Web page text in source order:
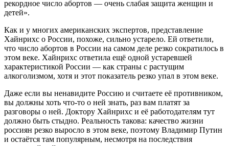
рекордное число абортов — очень слабая защита женщин и
детей».
Как и у многих американских экспертов, представление
Хайнрихс о России, похоже, сильно устарело. Ей ответили,
что число абортов в России на самом деле резко сократилось в
этом веке. Хайнрихс ответила ещё одной устаревшей
характеристикой России — как страны с растущим
алкоголизмом, хотя и этот показатель резко упал в этом веке.
Даже если вы ненавидите Россию и считаете её противником,
вы должны хоть что-то о ней знать, раз вам платят за
разговоры о ней. Доктору Хайнрихс и её работодателям тут
должно быть стыдно. Реальность такова: качество жизни
россиян резко выросло в этом веке, поэтому Владимир Путин
и остаётся там популярным, несмотря на последствия